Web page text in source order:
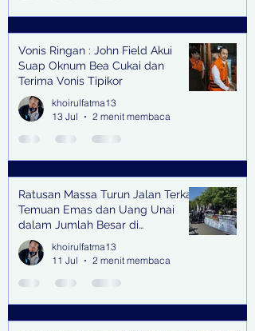
Vonis Ringan : John Field Akui
Suap Oknum Bea Cukai dan
Terima Vonis Tipikor
khoirulfatma13
13 Jul
2 menit membaca
Ratusan Massa Turun Jalan Terkait
Temuan Emas dan Uang Unai
dalam Jumlah Besar di
Lingkungan Jampidsus Kejaksaan
Agung RI di Jakarta
khoirulfatma13
11 Jul
2 menit membaca